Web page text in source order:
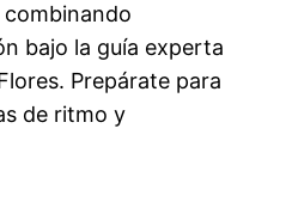
bajo la guía experta
Prepárate para
de ritmo y